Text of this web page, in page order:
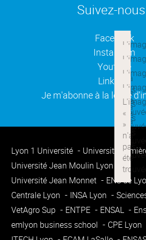
Suivez-
Facebook
Instagram
Youtube
Linkedin
Je m'abonne à la lettre
Lyon 1 Université
Université
Université Jean Moulin Lyon 3
Université Jean Monnet
ENS de
Centrale Lyon
INSA Lyon
VetAgro Sup
ENTPE ENSAL
emlyon business school
CPE Lyon